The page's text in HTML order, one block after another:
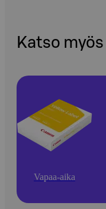
Katso myös
Vapaa-aika